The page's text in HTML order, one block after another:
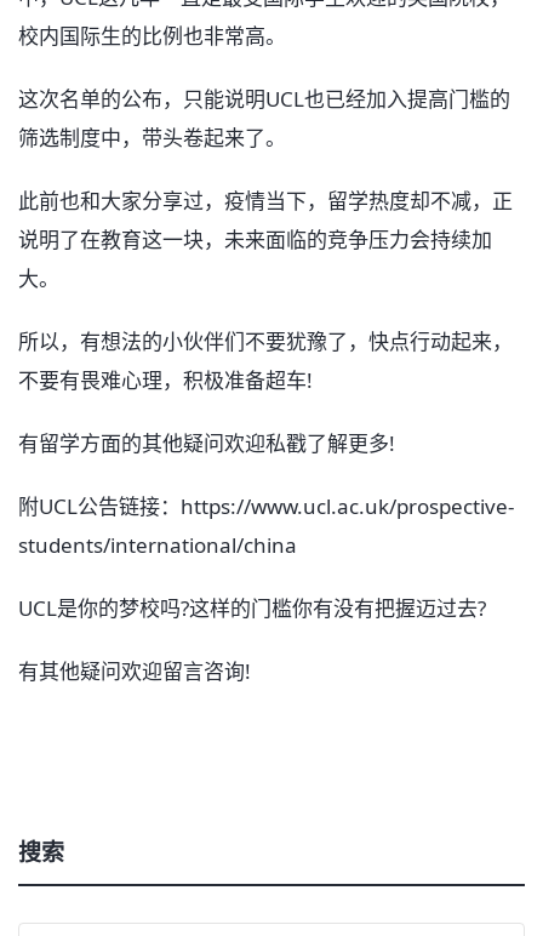
校内国际生的比例也非常高。
这次名单的公布，只能说明UCL也已经加入提高门槛的
筛选制度中，带头卷起来了。
此前也和大家分享过，疫情当下，留学热度却不减，正
说明了在教育这一块，未来面临的竞争压力会持续加
大。
所以，有想法的小伙伴们不要犹豫了，快点行动起来，
不要有畏难心理，积极准备超车!
有留学方面的其他疑问欢迎私戳了解更多!
附UCL公告链接：https://www.ucl.ac.uk/prospective-
students/international/china
UCL是你的梦校吗?这样的门槛你有没有把握迈过去?
有其他疑问欢迎留言咨询!
搜索